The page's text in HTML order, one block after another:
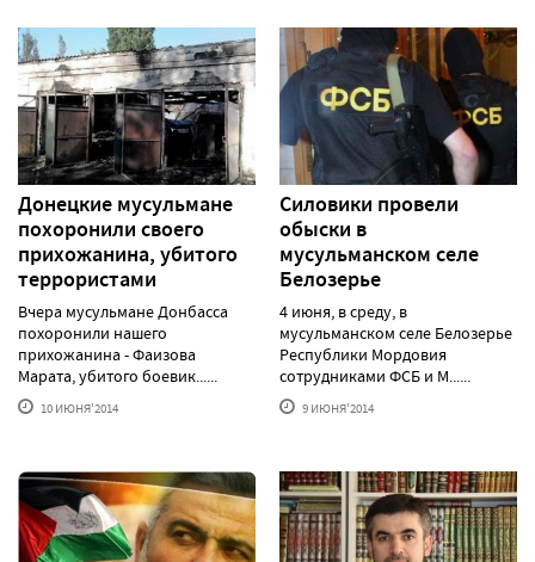
Донецкие мусульмане
похоронили своего
прихожанина, убитого
террористами
Вчера мусульмане Донбасса
похоронили нашего
прихожанина - Фаизова
Марата, убитого боевик......
10 ИЮНЯ'2014
Силовики провели
обыски в
мусульманском селе
Белозерье
4 июня, в среду, в
мусульманском селе Белозерье
Республики Мордовия
сотрудниками ФСБ и М......
9 ИЮНЯ'2014